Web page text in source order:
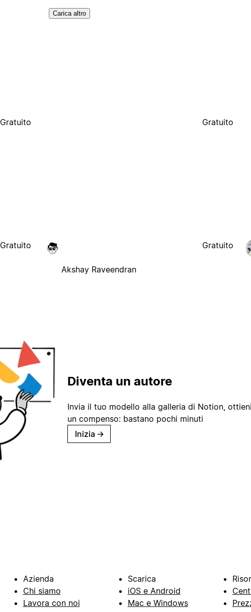
Carica altro
Gratuito Gratuito
Gratuito
Akshay Raveendran
Gratuito
Diventa un autore
Invia il tuo modello alla galleria di Notion,
un compenso: bastano pochi minuti
Inizia →
Azienda
Chi siamo
Lavora con noi
Scarica
iOS e Android
Mac e Windows